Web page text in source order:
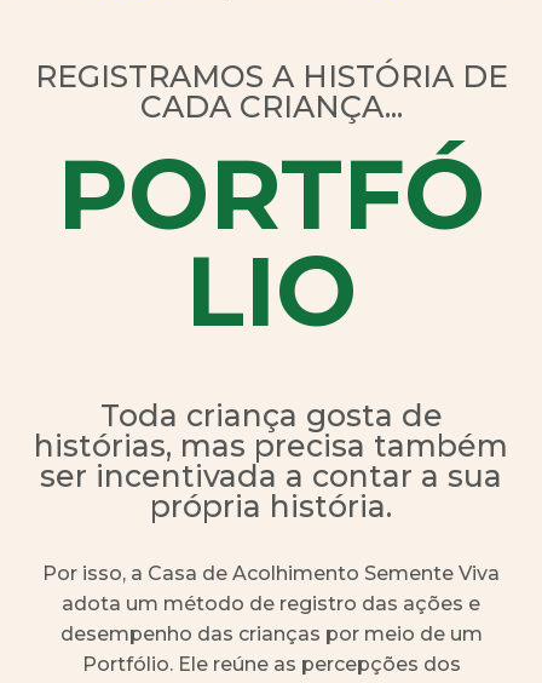
REGISTRAMOS A HISTÓRIA DE
CADA CRIANÇA...
PORTFÓ
LIO
Toda criança gosta de
histórias, mas precisa também
ser incentivada a contar a sua
própria história.
Por isso, a Casa de Acolhimento Semente Viva
adota um método de registro das ações e
desempenho das crianças por meio de um
Portfólio. Ele reúne as percepções dos